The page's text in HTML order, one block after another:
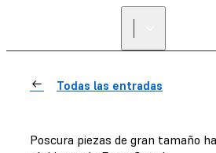
Todas las entradas
Poscura piezas de gran tamaño